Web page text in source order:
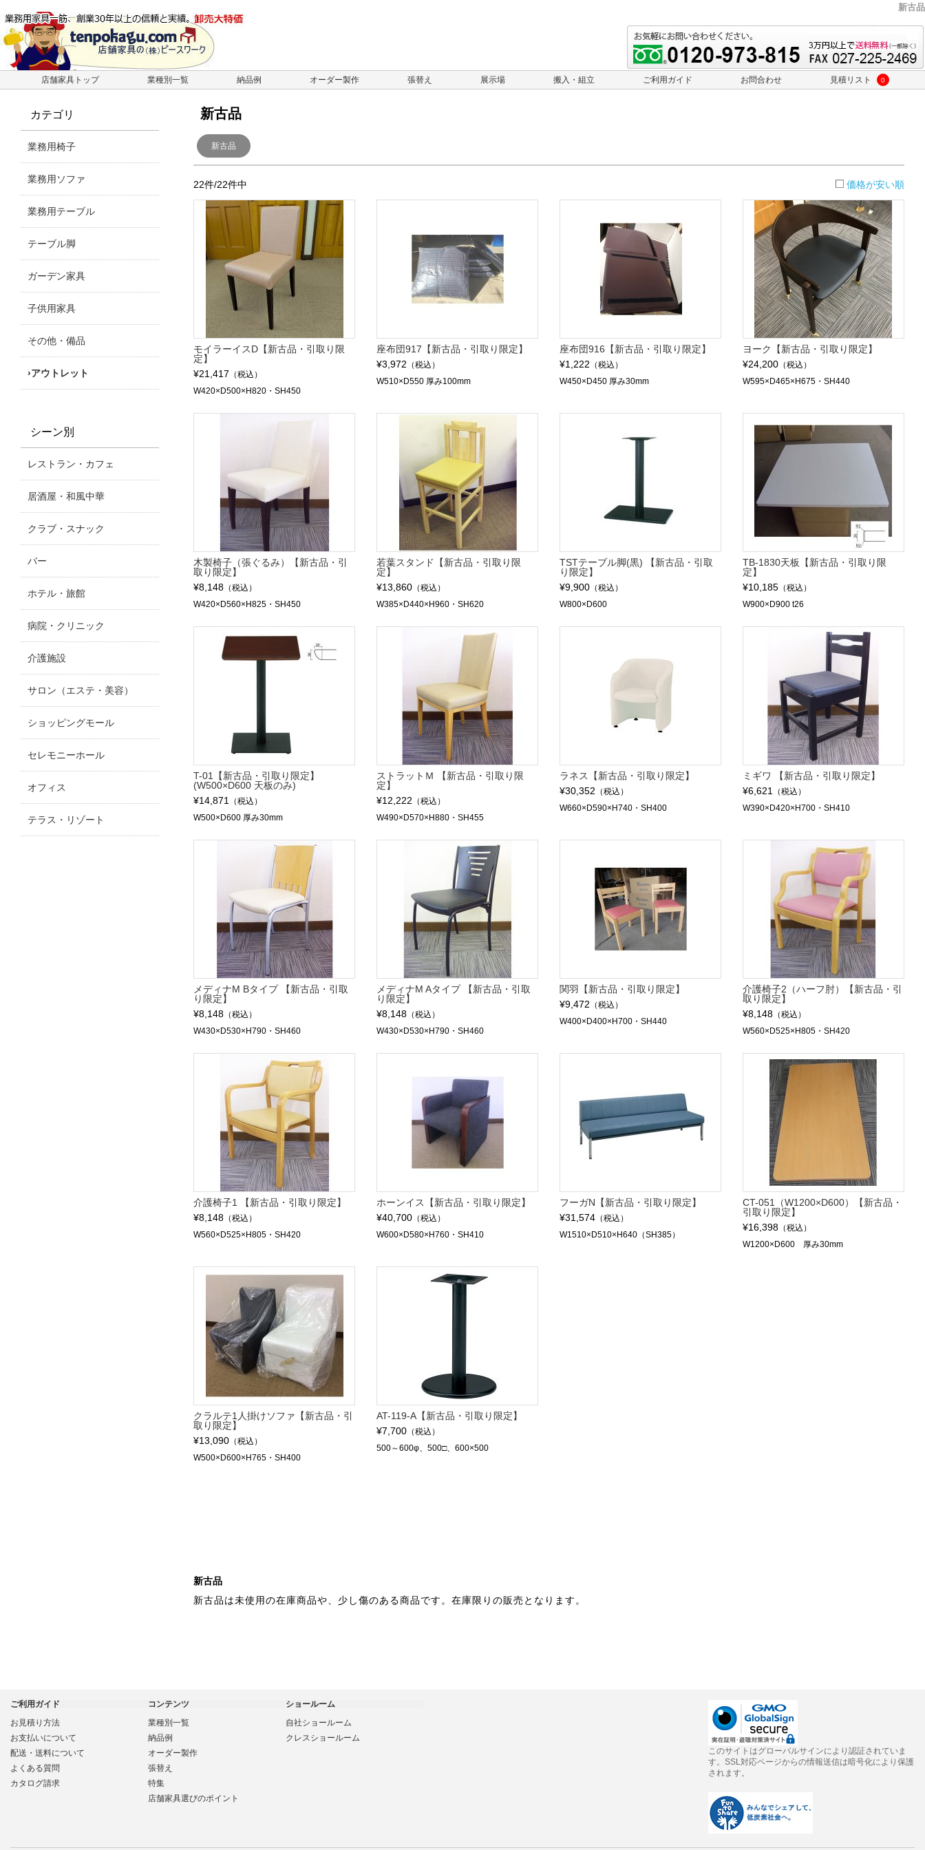
新古品
店舗家具トップ 業種別一覧 納品例 オーダー製作 張替え 展示場 搬入・組立 ご利用ガイド お問合わせ 見積リスト 0
新古品
新古品
22件/22件中 価格が安い順
モイラーイスD【新古品・引取り限
定】
¥21,417 （税込）
W420×D500×H820・SH450
座布団917【新古品・引取り限定】
¥3,972 （税込）
W510×D550 厚み100mm
座布団916【新古品・引取り限定】
¥1,222 （税込）
W450×D450 厚み30mm
ヨーク【新古品・引取り限定】
¥24,200（税込）
W595×D465×H675・SH440
木製椅子（張ぐるみ）【新古品・引
取り限定】
¥8,148 （税込）
W420×D560×H825・SH450
若葉スタンド【新古品・引取り限
定】
¥13,860 （税込）
W385×D440×H960・SH620
TSTテーブル脚(黒) 【新古品・引取
り限定】
¥9,900 （税込）
W800×D600
TB-1830天板【新古品・引取り限
定】
¥10,185（税込）
W900×D900 t26
T-01【新古品・引取り限定】
(W500×D600 天板のみ)
¥14,871
（税込）
W500×D600 厚み30mm
ストラットＭ 【新古品・引取り限
定】
¥12,222 （税込）
W490×D570×H880・SH455
ラネス【新古品・引取り限定】
¥30,352 （税込）
W660×D590×H740・SH400
ミギワ 【新古品・引取り限定】
¥6,621 （税込）
W390×D420×H700・SH410
メディナM Bタイプ 【新古品・引取
り限定】
¥8,148 （税込）
W430×D530×H790・SH460
メディナM Aタイプ 【新古品・引取
り限定】
¥8,148 （税込）
W430×D530×H790・SH460
関羽【新古品・引取り限定】
¥9,472 （税込）
W400×D400×H700・SH440
介護椅子2（ハーフ肘）【新古品・引
取り限定】
¥8,148（税込）
W560×D525×H805・SH420
介護椅子1 【新古品・引取り限定】
¥8,148 （税込）
W560×D525×H805・SH420
ホーンイス【新古品・引取り限定】
¥40,700 （税込）
W600×D580×H760・SH410
フーガN【新古品・引取り限定】
¥31,574 （税込）
W1510×D510×H640（SH385）
CT-051（W1200×D600）【新古品・
引取り限定】
¥16,398（税込）
W1200×D600 厚み30mm
クラルテ1人掛けソファ【新古品・引
取り限定】
¥13,090 （税込）
W500×D600×H765・SH400
AT-119-A【新古品・引取り限定】
¥7,700 （税込）
500～600φ、500□、600×500
新古品
新古品は未使用の在庫商品や、少し傷のある商品です。在庫限りの販売となります。
カテゴリ
業務用椅子
業務用ソファ
業務用テーブル
テーブル脚
ガーデン家具
子供用家具
その他・備品
アウトレット
シーン別
レストラン・カフェ
居酒屋・和風中華
クラブ・スナック
バー
ホテル・旅館
病院・クリニック
介護施設
サロン（エステ・美容）
ショッピングモール
セレモニーホール
オフィス
テラス・リゾート
ご利用ガイド
お見積り方法
お支払いについて
配送・送料について
よくある質問
カタログ請求
コンテンツ
業種別一覧
納品例
オーダー製作
張替え
特集
店舗家具選びのポイント
ショールーム
自社ショールーム
クレスショールーム
このサイトはグローバルサインにより認証されていま
す。SSL対応ページからの情報送信は暗号化により保護
されます。